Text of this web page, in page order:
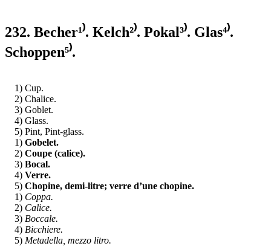
232. Becher¹⁾. Kelch²⁾. Pokal³⁾. Glas⁴⁾.
Schoppen⁵⁾.
1) Cup.
2) Chalice.
3) Goblet.
4) Glass.
5) Pint, Pint-glass.
1) Gobelet.
2) Coupe (calice).
3) Bocal.
4) Verre.
5) Chopine, demi-litre; verre d’une chopine.
1) Coppa.
2) Calice.
3) Boccale.
4) Bicchiere.
5) Metadella, mezzo litro.